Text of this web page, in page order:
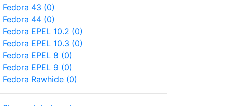
Fedora 43 (0)
Fedora 44 (0)
Fedora EPEL 10.2 (0)
Fedora EPEL 10.3 (0)
Fedora EPEL 8 (0)
Fedora EPEL 9 (0)
Fedora Rawhide (0)